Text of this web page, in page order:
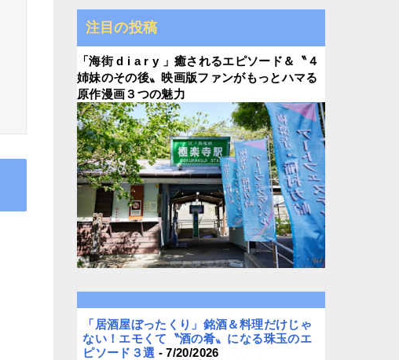
注目の投稿
「海街 d i a r y 」癒されるエピソード＆〝４
姉妹のその後〟映画版ファンがもっとハマる
原作漫画３つの魅力
「居酒屋ぼったくり」銘酒＆料理だけじゃ
ない！エモくて〝酒の肴〟になる珠玉のエ
ピソード３選 - 7/20/2026